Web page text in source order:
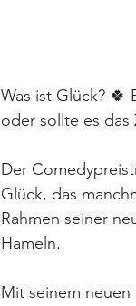
Was ist Glück? 🍀
oder sollte es das
Der
Glück, das
Rahmen seiner
Hameln.
Mit seinem neuen